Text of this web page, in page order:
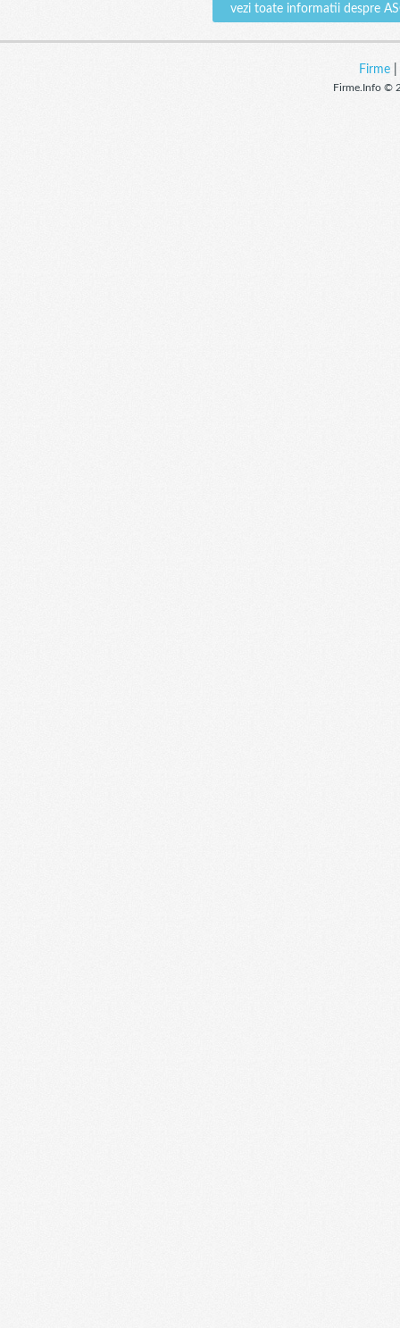
vezi toate informatii despre
Firme|
Firme.Info ©